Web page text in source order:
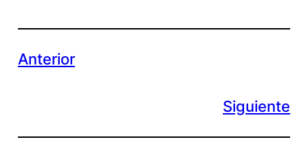
Anterior
Siguiente